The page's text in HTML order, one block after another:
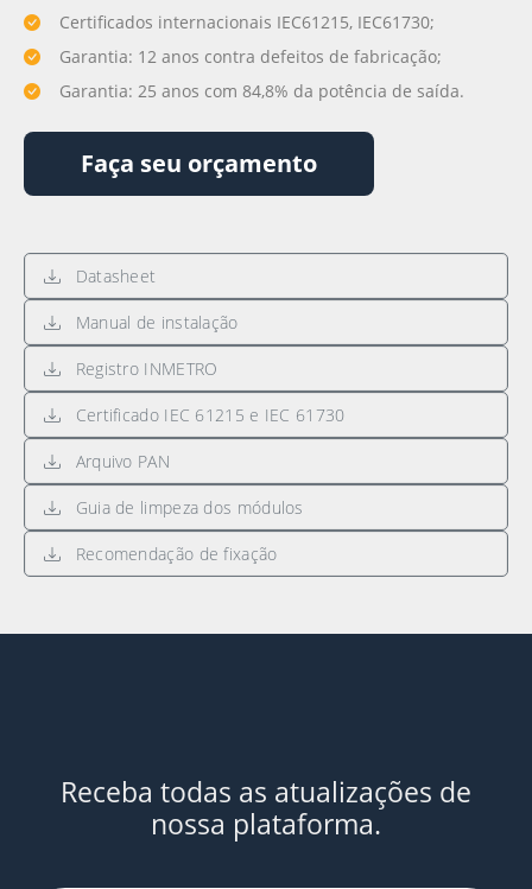
Certificados internacionais IEC61215, IEC61730;
Garantia: 12 anos contra defeitos de fabricação;
Garantia: 25 anos com 84,8% da potência de saída.
Faça seu orçamento
Datasheet
Manual de instalação
Registro INMETRO
Certificado IEC 61215 e IEC 61730
Arquivo PAN
Guia de limpeza dos módulos
Recomendação de fixação
Receba todas as atualizações de
nossa plataforma.